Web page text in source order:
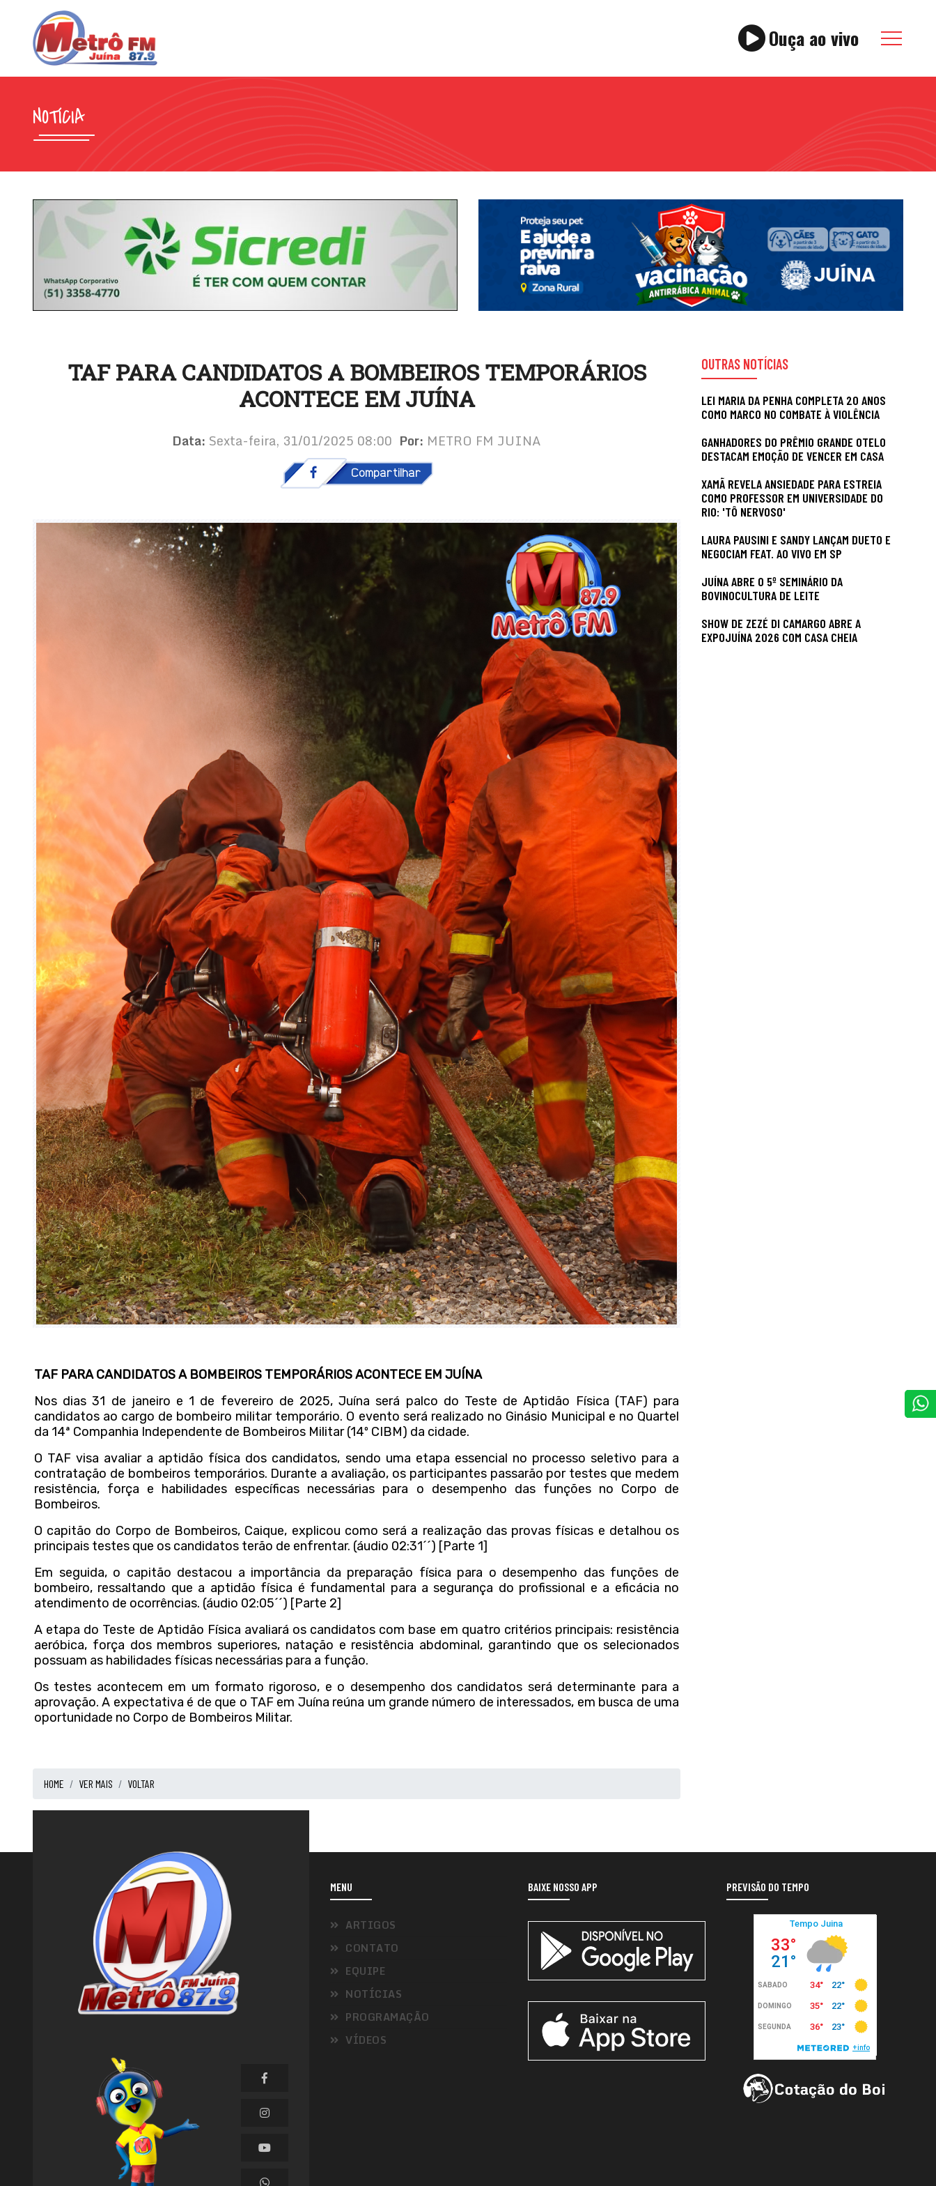
Ouça ao vivo
NOTÍCIA
TAF PARA CANDIDATOS A BOMBEIROS TEMPORÁRIOS
ACONTECE EM JUÍNA
Data: Sexta-feira, 31/01/2025 08:00 Por: METRO FM JUINA
TAF PARA CANDIDATOS A BOMBEIROS TEMPORÁRIOS ACONTECE EM JUÍNA
Nos dias 31 de janeiro e 1 de fevereiro de 2025, Juína será palco do Teste de Aptidão Física (TAF) para
candidatos ao cargo de bombeiro militar temporário. O evento será realizado no Ginásio Municipal e no Quartel
da 14ª Companhia Independente de Bombeiros Militar (14º CIBM) da cidade.
O TAF visa avaliar a aptidão física dos candidatos, sendo uma etapa essencial no processo seletivo para a
contratação de bombeiros temporários. Durante a avaliação, os participantes passarão por testes que medem
resistência, força e habilidades específicas necessárias para o desempenho das funções no Corpo de
Bombeiros.
O capitão do Corpo de Bombeiros, Caique, explicou como será a realização das provas físicas e detalhou os
principais testes que os candidatos terão de enfrentar. (áudio 02:31´´) [Parte 1]
Em seguida, o capitão destacou a importância da preparação física para o desempenho das funções de
bombeiro, ressaltando que a aptidão física é fundamental para a segurança do profissional e a eficácia no
atendimento de ocorrências. (áudio 02:05´´) [Parte 2]
A etapa do Teste de Aptidão Física avaliará os candidatos com base em quatro critérios principais: resistência
aeróbica, força dos membros superiores, natação e resistência abdominal, garantindo que os selecionados
possuam as habilidades físicas necessárias para a função.
Os testes acontecem em um formato rigoroso, e o desempenho dos candidatos será determinante para a
aprovação. A expectativa é de que o TAF em Juína reúna um grande número de interessados, em busca de uma
oportunidade no Corpo de Bombeiros Militar.
HOME VER MAIS VOLTAR
OUTRAS NOTÍCIAS
LEI MARIA DA PENHA COMPLETA 20 ANOS
COMO MARCO NO COMBATE À VIOLÊNCIA
GANHADORES DO PRÊMIO GRANDE OTELO
DESTACAM EMOÇÃO DE VENCER EM CASA
XAMÃ REVELA ANSIEDADE PARA ESTREIA
COMO PROFESSOR EM UNIVERSIDADE DO
RIO: 'TÔ NERVOSO'
LAURA PAUSINI E SANDY LANÇAM DUETO E
NEGOCIAM FEAT. AO VIVO EM SP
JUÍNA ABRE O 5º SEMINÁRIO DA
BOVINOCULTURA DE LEITE
SHOW DE ZEZÉ DI CAMARGO ABRE A
EXPOJUÍNA 2026 COM CASA CHEIA
MENU
ARTIGOS
CONTATO
EQUIPE
NOTÍCIAS
PROGRAMAÇÃO
VÍDEOS
BAIXE NOSSO APP PREVISÃO DO TEMPO